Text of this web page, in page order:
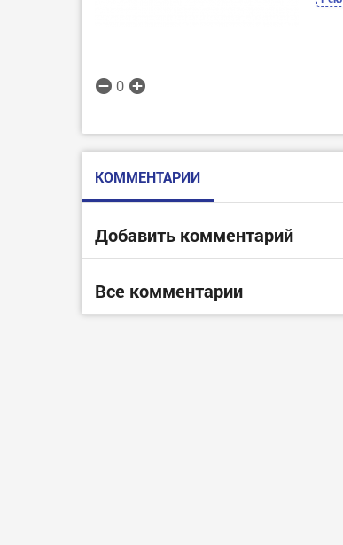
0
КОММЕНТАРИИ
Добавить комментарий
Все комментарии